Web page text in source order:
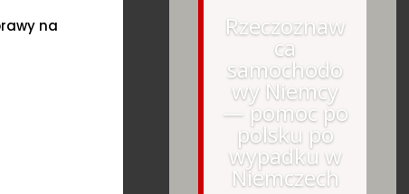
na
Rzeczoznaw
ca
samochodo
wy Niemcy
— pomoc po
polsku po
wypadku w
Niemczech